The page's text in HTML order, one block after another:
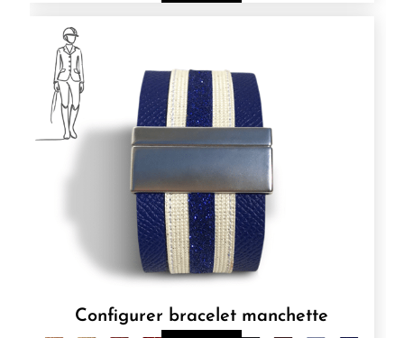
Configurer bracelet manchette